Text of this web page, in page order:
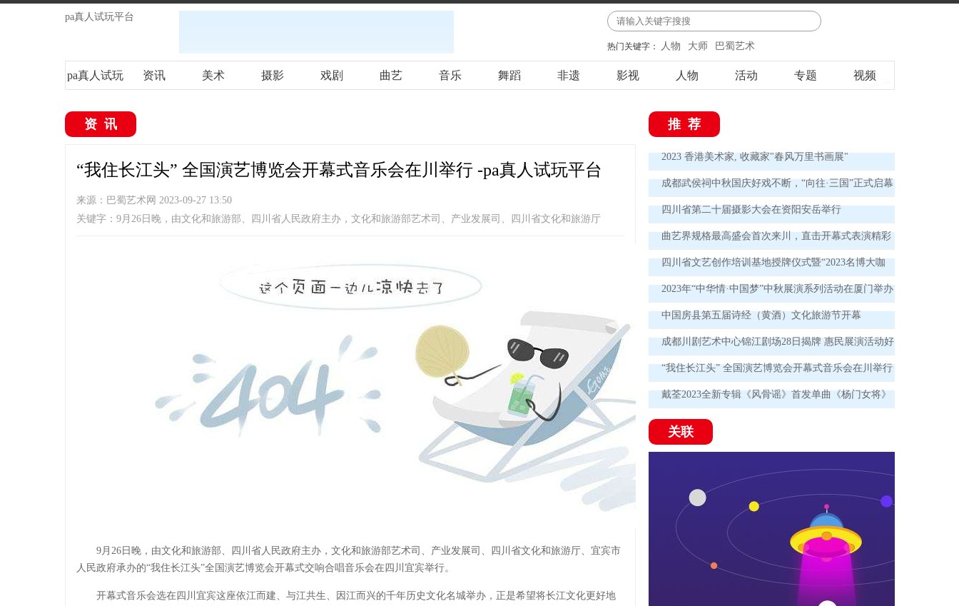
pa真人试玩平台
热门关键字： 人物 大师 巴蜀艺术
pa真人试玩 资讯 美术 摄影 戏剧 曲艺 音乐 舞蹈 非遗 影视 人物 活动 专题 视频
资讯
“我住长江头” 全国演艺博览会开幕式音乐会在川举行 -pa真人试玩平台
来源：巴蜀艺术网 2023-09-27 13:50
关键字：9月26日晚，由文化和旅游部、四川省人民政府主办，文化和旅游部艺术司、产业发展司、四川省文化和旅游厅
9月26日晚，由文化和旅游部、四川省人民政府主办，文化和旅游部艺术司、产业发展司、四川省文化和旅游厅、宜宾市
人民政府承办的“我住长江头”全国演艺博览会开幕式交响合唱音乐会在四川宜宾举行。
开幕式音乐会选在四川宜宾这座依江而建、与江共生、因江而兴的千年历史文化名城举办，正是希望将长江文化更好地
推荐
2023 香港美术家, 收藏家"春风万里书画展"
成都武侯祠中秋国庆好戏不断，“向往·三国”正式启幕
四川省第二十届摄影大会在资阳安岳举行
曲艺界规格最高盛会首次来川，直击开幕式表演精彩
瞬间 欢声笑语讲述中国曲艺新故事
四川省文艺创作培训基地授牌仪式暨“2023名博大咖
德阳行”实践活动启动仪式举行
2023年“中华情·中国梦”中秋展演系列活动在厦门举办
中国房县第五届诗经（黄酒）文化旅游节开幕
成都川剧艺术中心锦江剧场28日揭牌 惠民展演活动好
戏连台！
“我住长江头” 全国演艺博览会开幕式音乐会在川举行
戴荃2023全新专辑《风骨谣》首发单曲《杨门女将》
为时代英雄喝彩
关联